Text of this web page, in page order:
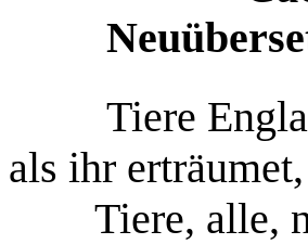
Tiere
als ihr erträumet,
Tiere, alle,